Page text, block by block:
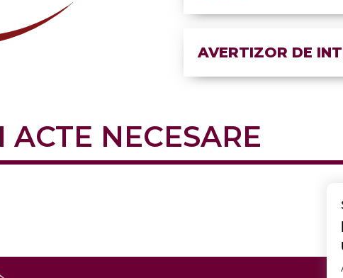
AVERTIZOR DE
NECESARE